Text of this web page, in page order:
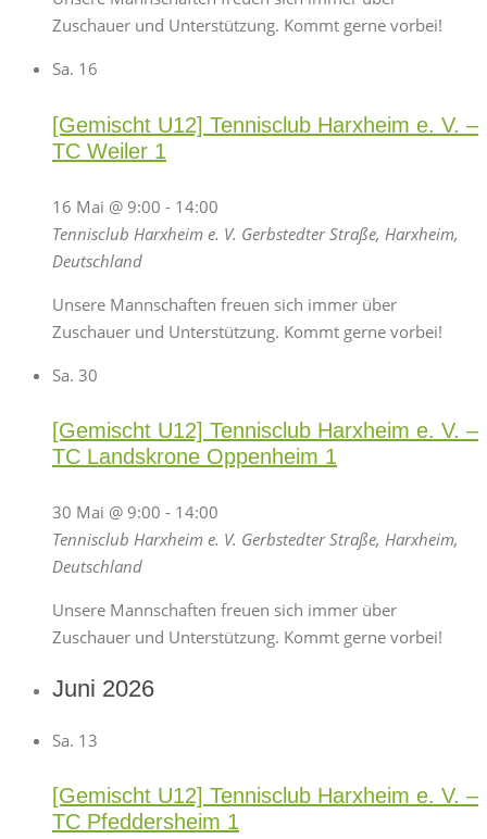
Zuschauer und Unterstützung. Kommt gerne vorbei!
Sa. 16
[Gemischt U12] Tennisclub Harxheim e. V. –
TC Weiler 1
16 Mai @ 9:00 - 14:00
Tennisclub Harxheim e. V. Gerbstedter Straße, Harxheim,
Deutschland
Unsere Mannschaften freuen sich immer über
Zuschauer und Unterstützung. Kommt gerne vorbei!
Sa. 30
[Gemischt U12] Tennisclub Harxheim e. V. –
TC Landskrone Oppenheim 1
30 Mai @ 9:00 - 14:00
Tennisclub Harxheim e. V. Gerbstedter Straße, Harxheim,
Deutschland
Unsere Mannschaften freuen sich immer über
Zuschauer und Unterstützung. Kommt gerne vorbei!
Juni 2026
Sa. 13
[Gemischt U12] Tennisclub Harxheim e. V. –
TC Pfeddersheim 1